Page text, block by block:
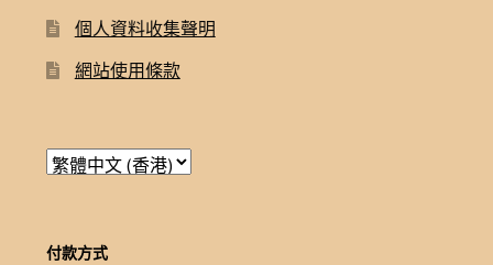
個人資料收集聲明
網站使用條款
付款方式